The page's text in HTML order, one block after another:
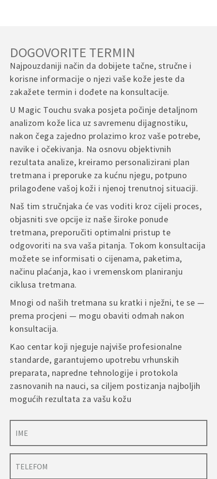
t
i
v
e
:
DOGOVORITE TERMIN
Najpouzdaniji način da dobijete tačne, stručne i
korisne informacije o njezi vaše kože jeste da
zakažete termin i dođete na konsultacije.
U Magic Touchu svaka posjeta počinje detaljnom
analizom kože lica uz savremenu dijagnostiku,
nakon čega zajedno prolazimo kroz vaše potrebe,
navike i očekivanja. Na osnovu objektivnih
rezultata analize, kreiramo personalizirani plan
tretmana i preporuke za kućnu njegu, potpuno
prilagođene vašoj koži i njenoj trenutnoj situaciji.
Naš tim stručnjaka će vas voditi kroz cijeli proces,
objasniti sve opcije iz naše široke ponude
tretmana, preporučiti optimalni pristup te
odgovoriti na sva vaša pitanja. Tokom konsultacija
možete se informisati o cijenama, paketima,
načinu plaćanja, kao i vremenskom planiranju
ciklusa tretmana.
Mnogi od naših tretmana su kratki i nježni, te se —
prema procjeni — mogu obaviti odmah nakon
konsultacija.
Kao centar koji njeguje najviše profesionalne
standarde, garantujemo upotrebu vrhunskih
preparata, napredne tehnologije i protokola
zasnovanih na nauci, sa ciljem postizanja najboljih
mogućih rezultata za vašu kožu